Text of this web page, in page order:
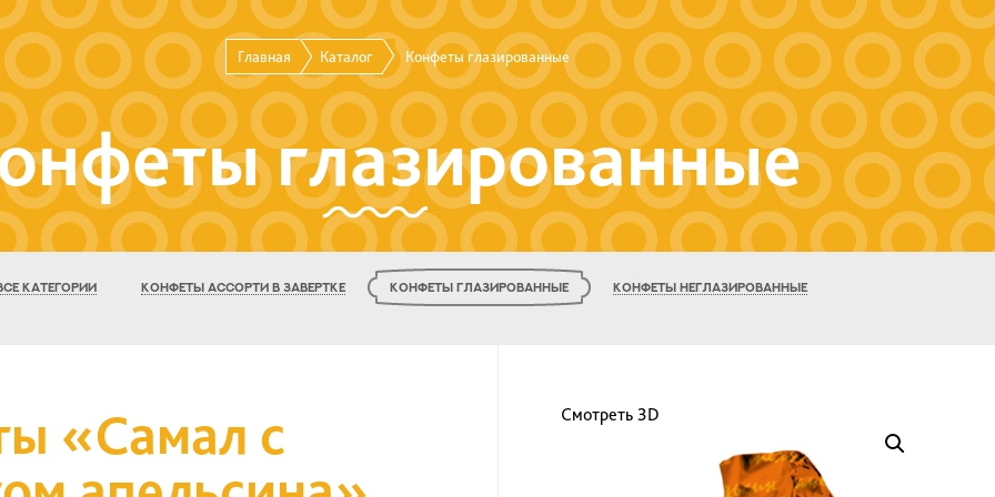
Главная Каталог Конфеты глазированные
глазированные
КАТЕГОРИИ КОНФЕТЫ АССОРТИ В ЗАВЕРТКЕ КОНФЕТЫ ГЛАЗИРОВАННЫЕ КОНФЕТЫ НЕГЛАЗИРОВАННЫЕ
«Самал с
Смотреть 3D